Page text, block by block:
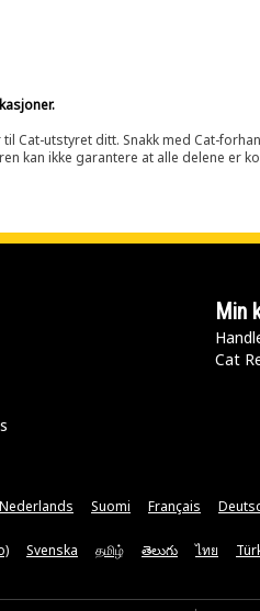
Cat-utstyret ditt. Snakk med Cat-
kan ikke garantere at alle delene er
Min
Cat
Nederlands Suomi Français
Svenska தமிழ் తెలుగు ไทย